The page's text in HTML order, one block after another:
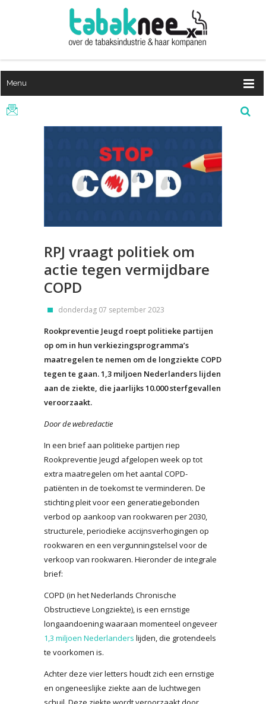
Menu
RPJ vraagt politiek om
actie tegen vermijdbare
COPD
donderdag 07 september 2023
Rookpreventie Jeugd roept politieke partijen
op om in hun verkiezingsprogramma’s
maatregelen te nemen om de longziekte COPD
tegen te gaan. 1,3 miljoen Nederlanders lijden
aan de ziekte, die jaarlijks 10.000 sterfgevallen
veroorzaakt.
Door de webredactie
In een brief aan politieke partijen riep
Rookpreventie Jeugd afgelopen week op tot
extra maatregelen om het aantal COPD-
patiënten in de toekomst te verminderen. De
stichting pleit voor een generatiegebonden
verbod op aankoop van rookwaren per 2030,
structurele, periodieke accijnsverhogingen op
rookwaren en een vergunningstelsel voor de
verkoop van rookwaren. Hieronder de integrale
brief:
COPD (in het Nederlands Chronische
Obstructieve Longziekte), is een ernstige
longaandoening waaraan momenteel ongeveer
1,3 miljoen Nederlanders lijden, die grotendeels
te voorkomen is.
Achter deze vier letters houdt zich een ernstige
en ongeneeslijke ziekte aan de luchtwegen